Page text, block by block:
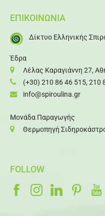
ΕΠΙΚΟΙΝΩΝΙΑ
Δίκτυο Ελληνικής
Έδρα
Λέλας Καραγιάννη 27,
(+30) 210 86 46 515, 210
info@spiroulina.gr
Μονάδα Παραγωγής
Θερμοπηγή
FOLLOW